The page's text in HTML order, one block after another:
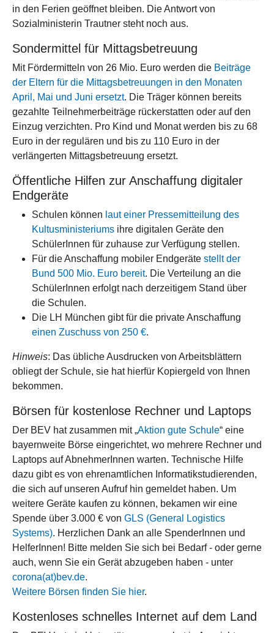
in den Ferien geöffnet bleiben. Die Antwort von
Sozialministerin Trautner steht noch aus.
Sondermittel für Mittagsbetreuung
Mit Fördermitteln von 26 Mio. Euro werden die Beiträge
der Eltern für die Mittagsbetreuungen in den Monaten
April, Mai und Juni ersetzt. Die Träger können bereits
gezahlte Teilnehmerbeiträge rückerstatten oder auf den
Einzug verzichten. Pro Kind und Monat werden bis zu 68
Euro in der regulären und bis zu 110 Euro in der
verlängerten Mittagsbetreuung ersetzt.
Öffentliche Hilfen zur Anschaffung digitaler
Endgeräte
Schulen können laut einer Pressemitteilung des
Kultusministeriums ihre digitalen Geräte den
SchülerInnen für zuhause zur Verfügung stellen.
Für die Anschaffung mobiler Endgeräte stellt der
Bund 500 Mio. Euro bereit. Die Verteilung an die
SchülerInnen erfolgt nach derzeitigem Stand über
die Schulen.
Die LH München gibt für die private Anschaffung
einen Zuschuss von 250 €.
Hinweis: Das übliche Ausdrucken von Arbeitsblättern
obliegt der Schule, sie hat hierfür Kopiergeld von Ihnen
bekommen.
Börsen für kostenlose Rechner und Laptops
Der BEV hat zusammen mit „Aktion gute Schule“ eine
bayernweite Börse eingerichtet, wo mehrere Rechner und
Laptops auf AbnehmerInnen warten. Technische Hilfe
dazu gibt es von ehrenamtlichen Informatikstudierenden,
die sich auf unseren Aufruf hin gemeldet haben. Um
weitere Geräte kaufen zu können, bekamen wir eine
Spende über 3.000 € von GLS (General Logistics
Systems). Herzlichen Dank an alle SpenderInnen und
HelferInnen! Bitte melden Sie sich bei Bedarf - oder gerne
auch, wenn Sie ein Gerät abzugeben haben - unter
corona(at)bev.de.
Weitere Börsen finden Sie hier.
Kostenloses schnelles Internet auf dem Land